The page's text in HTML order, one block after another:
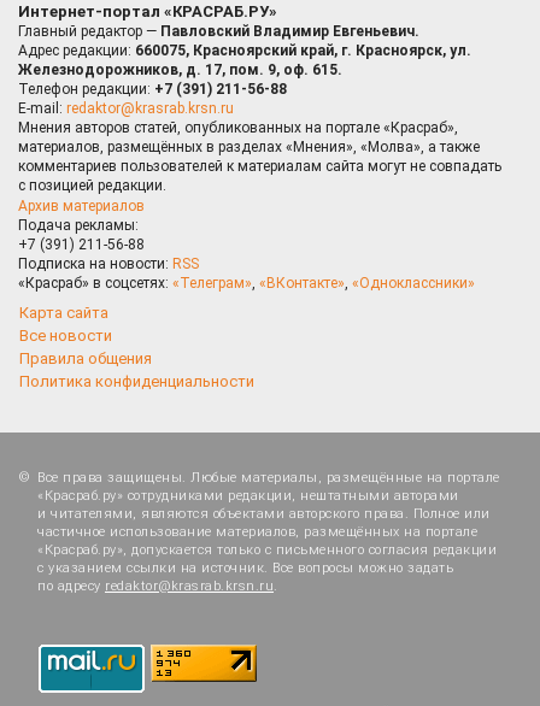
Интернет-портал «КРАСРАБ.РУ»
Главный редактор — Павловский Владимир Евгеньевич.
Адрес редакции: 660075, Красноярский край, г. Красноярск, ул.
Железнодорожников, д. 17, пом. 9, оф. 615.
Телефон редакции: +7 (391) 211-56-88
E-mail: redaktor@krasrab.krsn.ru
Мнения авторов статей, опубликованных на портале «Красраб»,
материалов, размещённых в разделах «Мнения», «Молва», а также
комментариев пользователей к материалам сайта могут не совпадать
с позицией редакции.
Архив материалов
Подача рекламы:
+7 (391) 211-56-88
Подписка на новости: RSS
«Красраб» в соцсетях: «Телеграм», «ВКонтакте», «Одноклассники»
Карта сайта
Все новости
Правила общения
Политика конфиденциальности
Все права защищены. Любые материалы, размещённые на портале
«Красраб.ру» сотрудниками редакции, нештатными авторами
и читателями, являются объектами авторского права. Полное или
частичное использование материалов, размещённых на портале
«Красраб.ру», допускается только с письменного согласия редакции
с указанием ссылки на источник. Все вопросы можно задать
по адресу redaktor@krasrab.krsn.ru.